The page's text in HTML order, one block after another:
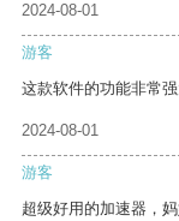
2024-08-01
游客
这款软件的功能非常
2024-08-01
游客
超级好用的加速器，